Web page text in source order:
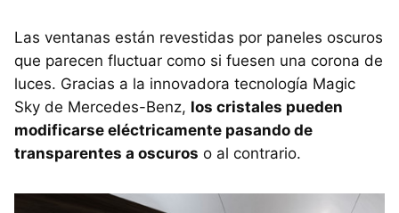
Las ventanas están revestidas por paneles oscuros
que parecen fluctuar como si fuesen una corona de
luces. Gracias a la innovadora tecnología Magic
Sky de Mercedes-Benz, los cristales pueden
modificarse eléctricamente pasando de
transparentes a oscuros o al contrario.